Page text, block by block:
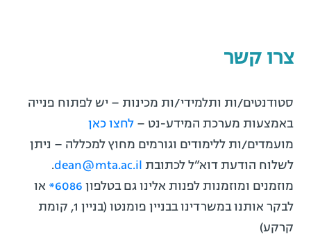
צרו קשר
סטודנטים/ות ותלמידי/ות מכינות – יש לפתוח פנייה
באמצעות מערכת המידע-נט – לחצו כאן
מועמדים/ות ללימודים וגורמים מחוץ למכללה – ניתן
לשלוח הודעת דוא”ל לכתובת dean@mta.ac.il
.
מוזמנים ומוזמנות לפנות אלינו גם בטלפון 6086*
או
לבקר אותנו במשרדינו בבניין פומנטו (בניין 1, קומת
קרקע)